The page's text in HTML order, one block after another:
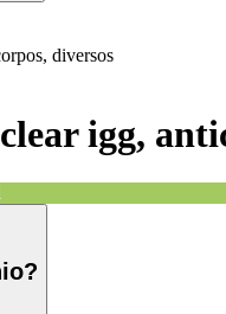
diversos
igg,